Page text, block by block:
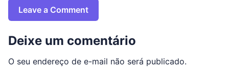
Leave a Comment
Deixe um comentário
O seu endereço de e-mail não será publicado.